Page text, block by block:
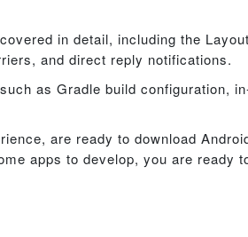
in detail, including the
and direct reply notifications.
as Gradle build configuration,
are ready to download
apps to develop, you are ready